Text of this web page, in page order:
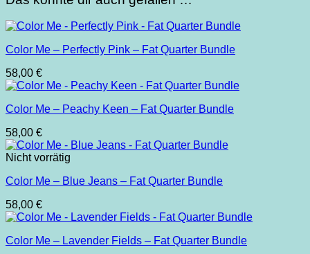
Color Me – Perfectly Pink – Fat Quarter Bundle
58,00 €
Color Me – Peachy Keen – Fat Quarter Bundle
58,00 €
Nicht vorrätig
Color Me – Blue Jeans – Fat Quarter Bundle
58,00 €
Color Me – Lavender Fields – Fat Quarter Bundle